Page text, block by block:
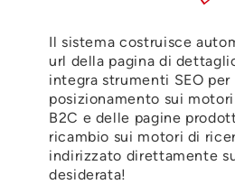
Il sistema costruisce
url della pagina di
integra strumenti SEO per
posizionamento sui
B2C e delle pagine
ricambio sui motori di
indirizzato direttamente
desiderata!